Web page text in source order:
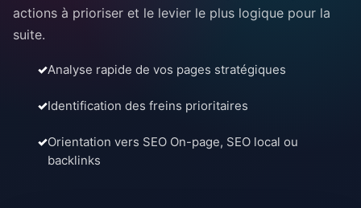
actions à prioriser et le levier le plus logique pour la
suite.
✓Analyse rapide de vos pages stratégiques
✓Identification des freins prioritaires
✓Orientation vers SEO On-page, SEO local ou
backlinks